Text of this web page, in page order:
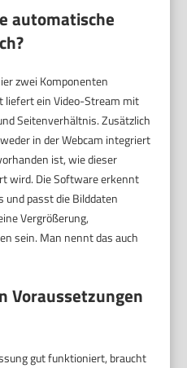
automatische
zwei Komponenten
liefert ein Video-Stream mit
Seitenverhältnis. Zusätzlich
in der Webcam integriert
ist, wie dieser
wird. Die Software erkennt
und passt die Bilddaten
Vergrößerung,
sein. Man nennt das auch
Voraussetzungen
gut funktioniert, braucht